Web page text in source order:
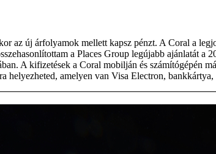
az új árfolyamok mellett kapsz pénzt. A Coral a
a Places Group legújabb ajánlatát
A kifizetések a Coral mobilján és számítógépén
helyezheted, amelyen van Visa Electron,